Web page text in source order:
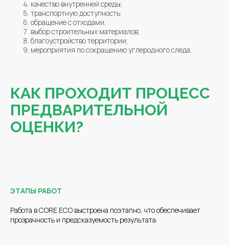
качество внутренней среды;
транспортную доступность;
обращение с отходами;
выбор строительных материалов;
благоустройство территории;
мероприятия по сокращению углеродного следа.
КАК ПРОХОДИТ ПРОЦЕСС
ПРЕДВАРИТЕЛЬНОЙ
ОЦЕНКИ?
ЭТАПЫ РАБОТ
Работа в CORE.ECO выстроена поэтапно, что обеспечивает
прозрачность и предсказуемость результата: